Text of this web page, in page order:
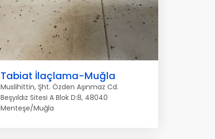
Tabiat İlaçlama-Muğla
Muslihittin, Şht. Özden Aşınmaz Cd.
Beşyıldız Sitesi A Blok D:8, 48040
Menteşe/Muğla